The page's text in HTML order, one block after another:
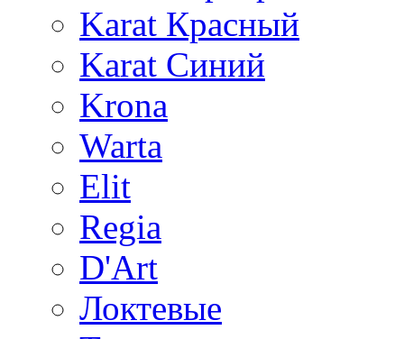
Karat Красный
Karat Синий
Krona
Warta
Elit
Regia
D'Art
Локтевые